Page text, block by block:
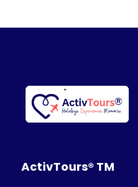
ActivTours® TM